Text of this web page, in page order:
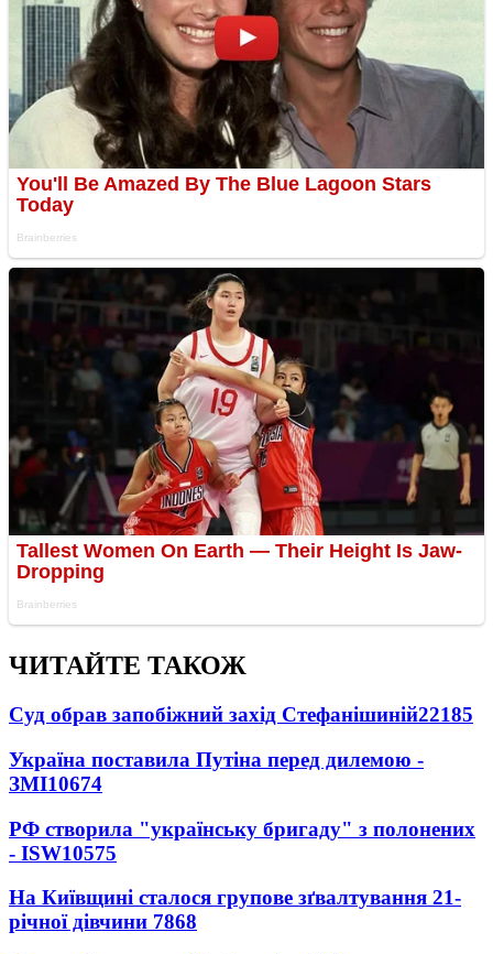
ЧИТАЙТЕ ТАКОЖ
Суд обрав запобіжний захід Стефанішиній22185
Україна поставила Путіна перед дилемою -
ЗМІ10674
РФ створила "українську бригаду" з полонених
- ISW10575
На Київщині сталося групове зґвалтування 21-
річної дівчини 7868